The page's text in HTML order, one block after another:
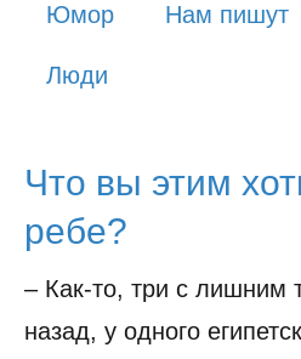
Люди
Юмор Нам пишут
Люди
Что вы этим
ребе?
– Как-то, три с лишним
назад, у одного